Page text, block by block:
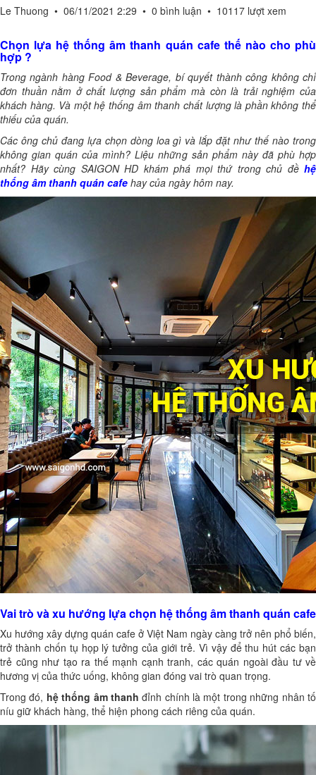
Le Thuong • 06/11/2021 2:29 • 0 bình luận • 10117 lượt xem
Chọn lựa hệ thống âm thanh quán cafe thế nào cho phù
hợp ?
Trong ngành hàng Food & Beverage, bí quyết thành công không chỉ
đơn thuần nằm ở chất lượng sản phẩm mà còn là trải nghiệm của
khách hàng. Và một hệ thống âm thanh chất lượng là phần không thể
thiếu của quán.
Các ông chủ đang lựa chọn dòng loa gì và lắp đặt như thế nào trong
không gian quán của mình? Liệu những sản phẩm này đã phù hợp
nhất? Hãy cùng SAIGON HD khám phá mọi thứ trong chủ đề hệ
thống âm thanh quán cafe hay của ngày hôm nay.
Vai trò và xu hướng lựa chọn hệ thống âm thanh quán cafe
Xu hướng xây dựng quán cafe ở Việt Nam ngày càng trở nên phổ biến,
trở thành chốn tụ họp lý tưởng của giới trẻ. Vì vậy để thu hút các bạn
trẻ cũng như tạo ra thế mạnh cạnh tranh, các quán ngoài đầu tư về
hương vị của thức uống, không gian đóng vai trò quan trọng.
Trong đó, hệ thống âm thanh đỉnh chính là một trong những nhân tố
níu giữ khách hàng, thể hiện phong cách riêng của quán.